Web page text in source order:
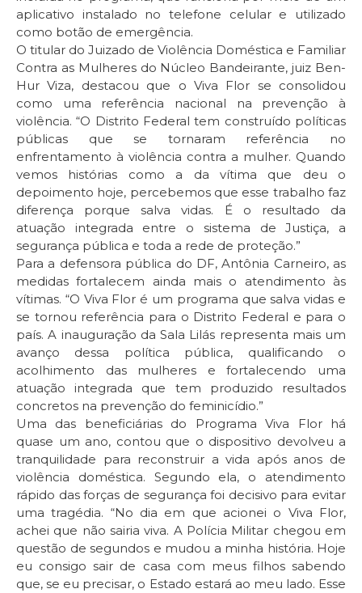
aplicativo instalado no telefone celular e utilizado
como botão de emergência.
O titular do Juizado de Violência Doméstica e Familiar
Contra as Mulheres do Núcleo Bandeirante, juiz Ben-
Hur Viza, destacou que o Viva Flor se consolidou
como uma referência nacional na prevenção à
violência. “O Distrito Federal tem construído políticas
públicas que se tornaram referência no
enfrentamento à violência contra a mulher. Quando
vemos histórias como a da vítima que deu o
depoimento hoje, percebemos que esse trabalho faz
diferença porque salva vidas. É o resultado da
atuação integrada entre o sistema de Justiça, a
segurança pública e toda a rede de proteção.”
Para a defensora pública do DF, Antônia Carneiro, as
medidas fortalecem ainda mais o atendimento às
vítimas. “O Viva Flor é um programa que salva vidas e
se tornou referência para o Distrito Federal e para o
país. A inauguração da Sala Lilás representa mais um
avanço dessa política pública, qualificando o
acolhimento das mulheres e fortalecendo uma
atuação integrada que tem produzido resultados
concretos na prevenção do feminicídio.”
Uma das beneficiárias do Programa Viva Flor há
quase um ano, contou que o dispositivo devolveu a
tranquilidade para reconstruir a vida após anos de
violência doméstica. Segundo ela, o atendimento
rápido das forças de segurança foi decisivo para evitar
uma tragédia. “No dia em que acionei o Viva Flor,
achei que não sairia viva. A Polícia Militar chegou em
questão de segundos e mudou a minha história. Hoje
eu consigo sair de casa com meus filhos sabendo
que, se eu precisar, o Estado estará ao meu lado. Esse